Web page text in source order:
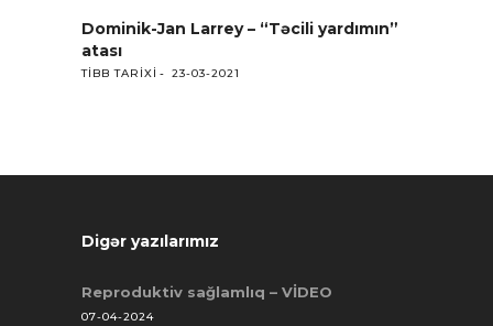
Dominik-Jan Larrey – “Təcili yardımın”
atası
TIBB TARIXI 23-03-2021
Digər yazılarımız
Reproduktiv sağlamlıq – VİDEO
07-04-2024